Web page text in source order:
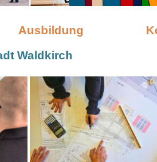
Ausbildung
Waldkirch